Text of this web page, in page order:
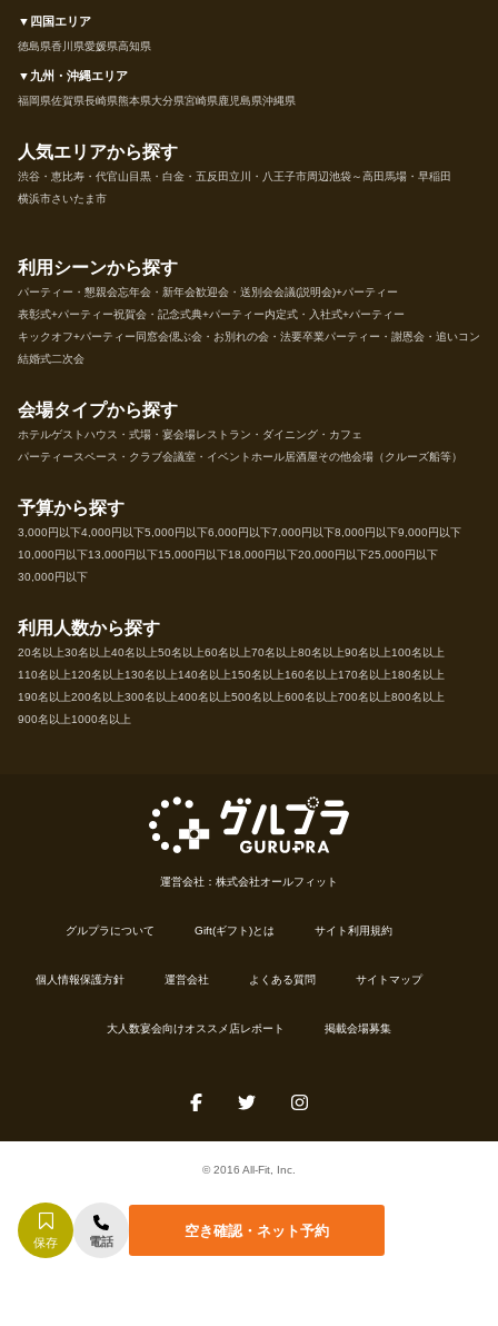
保存 電話
空き確認・ネット予約
▼四国エリア
徳島県香川県愛媛県高知県
▼九州・沖縄エリア
福岡県佐賀県長崎県熊本県大分県宮崎県鹿児島県沖縄県
人気エリアから探す
渋谷・恵比寿・代官山目黒・白金・五反田立川・八王子市周辺池袋～高田馬場・早稲田
横浜市さいたま市
利用シーンから探す
パーティー・懇親会忘年会・新年会歓迎会・送別会会議(説明会)+パーティー
表彰式+パーティー祝賀会・記念式典+パーティー内定式・入社式+パーティー
キックオフ+パーティー 同窓会偲ぶ会・お別れの会・法要卒業パーティー・謝恩会・追いコン
結婚式二次会
会場タイプから探す
ホテルゲストハウス・式場・宴会場レストラン・ダイニング・カフェ
パーティースペース・クラブ会議室・イベントホール居酒屋その他会場（クルーズ船等）
予算から探す
3,000円以下4,000円以下5,000円以下6,000円以下7,000円以下8,000円以下9,000円以下
10,000円以下13,000円以下15,000円以下18,000円以下20,000円以下25,000円以下
30,000円以下
利用人数から探す
20名以上30名以上40名以上50名以上60名以上70名以上80名以上90名以上100名以上
110名以上120名以上130名以上140名以上150名以上160名以上170名以上180名以上
190名以上200名以上300名以上400名以上500名以上600名以上700名以上800名以上
900名以上1000名以上
運営会社：株式会社オールフィット
グルプラについて Gift(ギフト)とは サイト利用規約
個人情報保護方針 運営会社 よくある質問 サイトマップ
大人数宴会向けオススメ店レポート 掲載会場募集
© 2016 All-Fit, Inc.